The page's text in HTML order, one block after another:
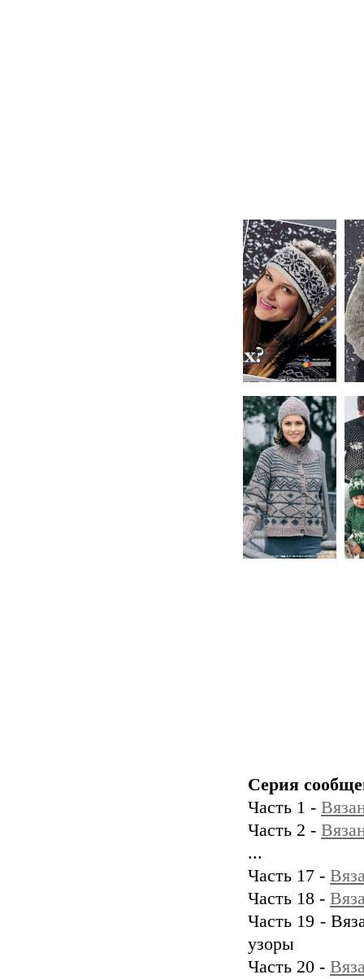
Серия
Часть 1 -
Часть 2 -
...
Часть 17 -
Часть 18 -
Часть 19 -
узоры
Часть 20 -